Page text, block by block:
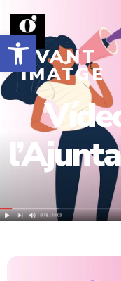
Abrir barra de
AVANT
IMATGE